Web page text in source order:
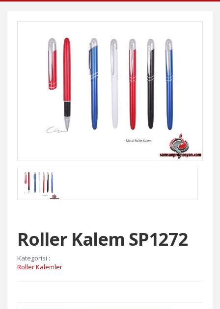
Roller Kalem SP1272
Kategorisi :
Roller Kalemler